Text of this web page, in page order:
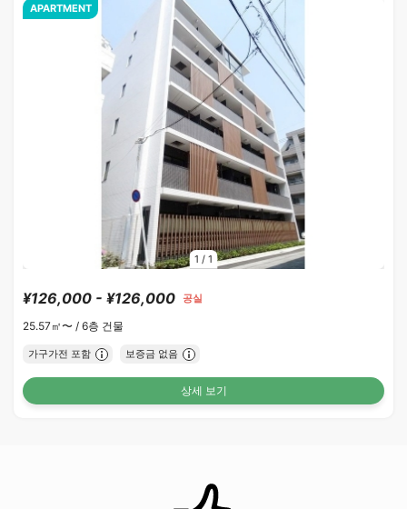
1 / 1
APARTMENT
¥126,000 - ¥126,000 공실
25.57㎡〜 / 6층 건물
가구가전 포함 보증금 없음
상세 보기